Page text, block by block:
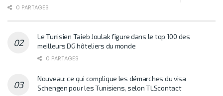
0 PARTAGES
Le Tunisien Taieb Joulak figure dans le top 100 des
meilleurs DG hôteliers du monde
0 PARTAGES
Nouveau: ce qui complique les démarches du visa
Schengen pour les Tunisiens, selon TLScontact